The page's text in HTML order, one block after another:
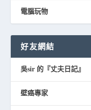
電腦玩物
好友網結
吳sir 的『丈夫日記』
壁癌專家